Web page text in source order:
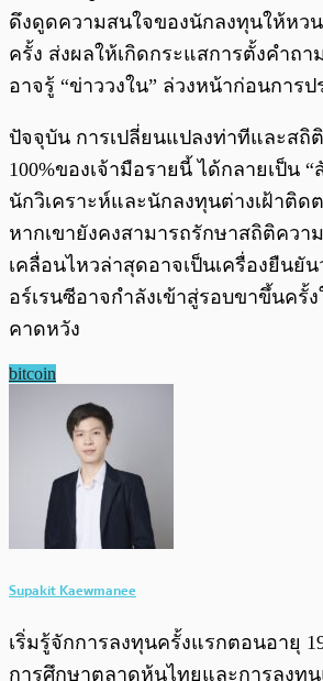
ดึงดูดความสนใจของนักลงทุนให้หว
ครั้ง ส่งผลให้เกิดกระแสการตั้งคำถ
อาจรู้ “ข่าววงใน” ล่วงหน้าก่อนการป
ปัจจุบัน การเปลี่ยนแปลงท่าทีและสถิ
100%ของเจ้ามือรายนี้ ได้กลายเป็น
นักวิเคราะห์และนักลงทุนต่างเฝ้าติด
หากเขายังคงสามารถรักษาสถิติควา
เคลื่อนไหวล่าสุดอาจเป็นเครื่องยืนยั
อร์เรนซีอาจกำลังเข้าสู่รอบขาขึ้นครั้
คาดหวัง
bitcoin
Supakit Kaewmanee
เริ่มรู้จักการลงทุนครั้งแรกตอนอายุ
การศึกษาตลาดหุ้นไทยและการลงทุ